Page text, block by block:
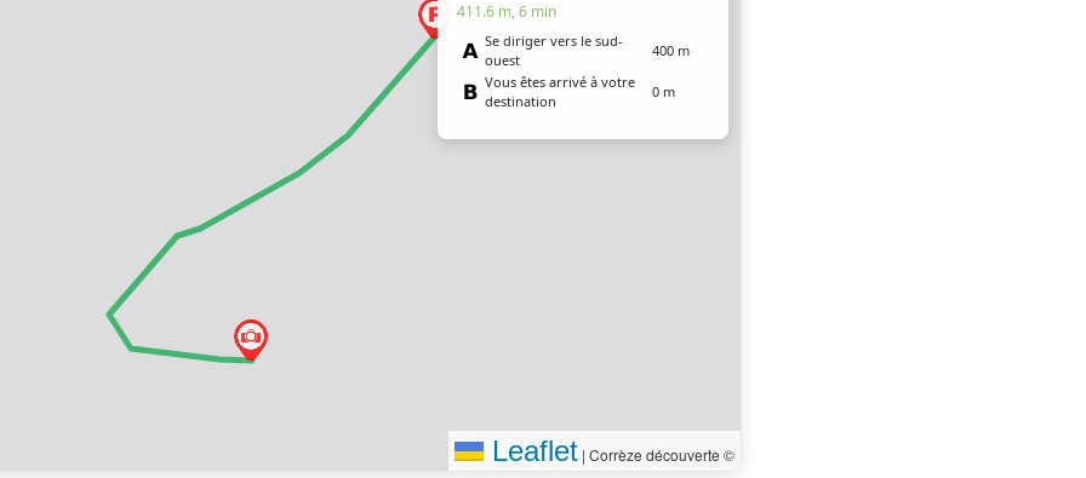
411.6 m, 6 min
Se diriger vers le sud-
ouest
400 m
Vous êtes arrivé à votre
destination
0 m
Leaflet | Corrèze découverte ©